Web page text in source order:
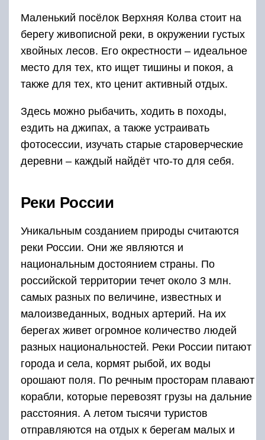
Маленький посёлок Верхняя Колва стоит на
берегу живописной реки, в окружении густых
хвойных лесов. Его окрестности – идеальное
место для тех, кто ищет тишины и покоя, а
также для тех, кто ценит активный отдых.
Здесь можно рыбачить, ходить в походы,
ездить на джипах, а также устраивать
фотосессии, изучать старые староверческие
деревни – каждый найдёт что-то для себя.
Реки России
Уникальным созданием природы считаются
реки России. Они же являются и
национальным достоянием страны. По
российской территории течет около 3 млн.
самых разных по величине, известных и
малоизведанных, водных артерий. На их
берегах живет огромное количество людей
разных национальностей. Реки России питают
города и села, кормят рыбой, их воды
орошают поля. По речным просторам плавают
корабли, которые перевозят грузы на дальние
расстояния. А летом тысячи туристов
отправляются на отдых к берегам малых и